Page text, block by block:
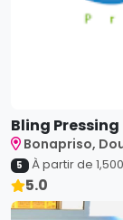
Bling
Bonapriso,
5 À partir de 1,500
5.0